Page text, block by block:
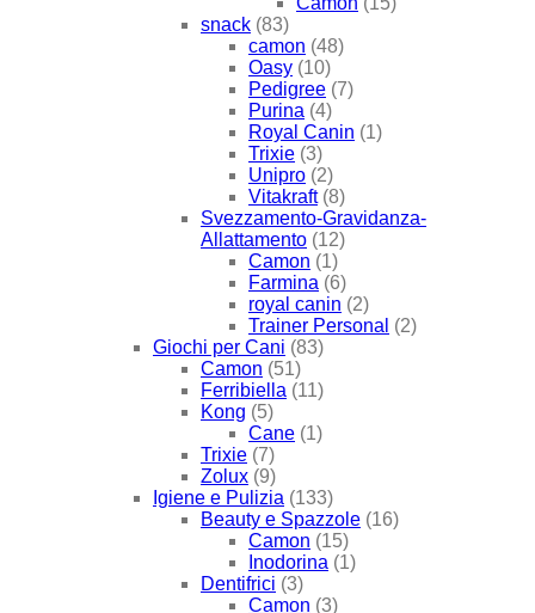
snack (83)
camon (48)
Oasy (10)
Pedigree (7)
Purina (4)
Royal Canin (1)
Trixie (3)
Unipro (2)
Vitakraft (8)
Svezzamento-Gravidanza-
Allattamento (12)
Camon (1)
Farmina (6)
royal canin (2)
Trainer Personal (2)
Giochi per Cani (83)
Camon (51)
Ferribiella (11)
Kong (5)
Cane (1)
Trixie (7)
Zolux (9)
Igiene e Pulizia (133)
Beauty e Spazzole (16)
Camon (15)
Inodorina (1)
Dentifrici (3)
Camon (3)